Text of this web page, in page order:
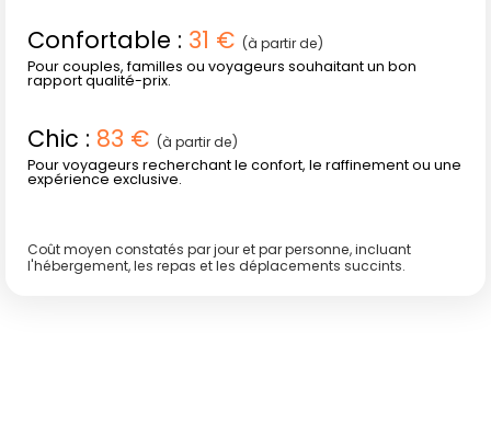
L'archipel des Galápagos, par sa diversité de paysages, ses
activités variées et ses espèces emblématiques, promet
bien plus qu'une simple visite : une immersion sensorielle
préservée.
Confortable : 31 € (à partir de)
Pour couples, familles ou voyageurs souhaitant un bon
rapport qualité-prix.
Chic : 83 € (à partir de)
Pour voyageurs recherchant le confort, le raffinement ou une
expérience exclusive.
Coût moyen constatés par jour et par personne, incluant
l'hébergement, les repas et les déplacements succints.